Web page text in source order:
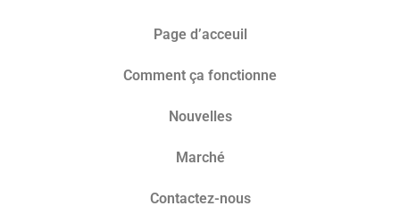
Page d’acceuil
Comment ça fonctionne
Nouvelles
Marché​
Contactez-nous